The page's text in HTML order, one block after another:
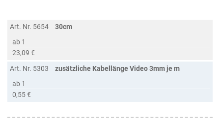
Art. Nr. 5654
30cm
ab 1
23,09 €
Art. Nr. 5303
zusätzliche Kabellänge Video 3mm je m
ab 1
0,55 €